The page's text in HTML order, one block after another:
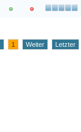
1 Weiter Letzter